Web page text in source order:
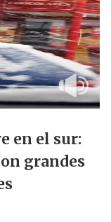
en el sur:
grandes